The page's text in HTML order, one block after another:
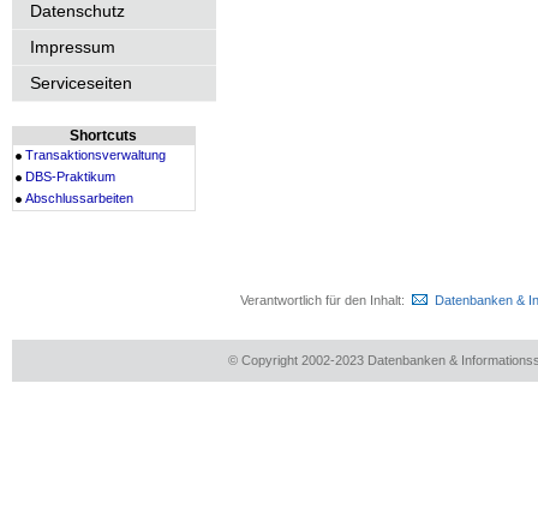
Datenschutz
Impressum
Serviceseiten
Shortcuts
Transaktionsverwaltung
DBS-Praktikum
Abschlussarbeiten
Verantwortlich für den Inhalt: Datenbanken &
© Copyright 2002-2023 Datenbanken &